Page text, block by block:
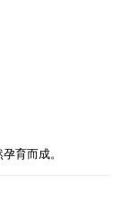
育而成。